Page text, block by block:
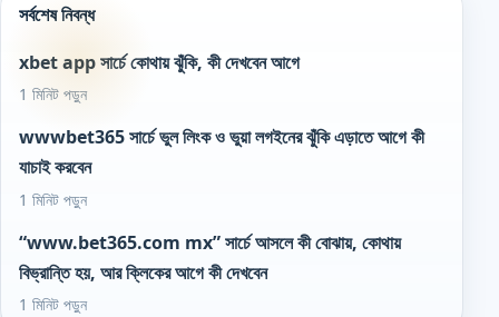
সর্বশেষ নিবন্ধ
xbet app সার্চে কোথায় ঝুঁকি, কী দেখবেন আগে
1 মিনিট পড়ুন
wwwbet365 সার্চে ভুল লিংক ও ভুয়া লগইনের ঝুঁকি এড়াতে আগে কী
যাচাই করবেন
1 মিনিট পড়ুন
“www.bet365.com mx” সার্চে আসলে কী বোঝায়, কোথায়
বিভ্রান্তি হয়, আর ক্লিকের আগে কী দেখবেন
1 মিনিট পড়ুন